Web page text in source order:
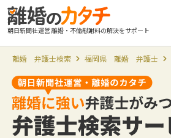
朝日新聞社運営 離婚・不倫慰謝料の解決をサポート
離婚 弁護士検索 福岡県 離婚 弁護士